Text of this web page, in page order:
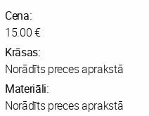
Cena:
15.00 €
Krāsas:
Norādīts preces aprakstā
Materiāli:
Norādīts preces aprakstā